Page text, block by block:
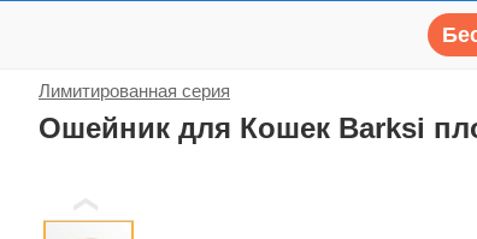
Лимитированная серия
Ошейник для Кошек Barksi